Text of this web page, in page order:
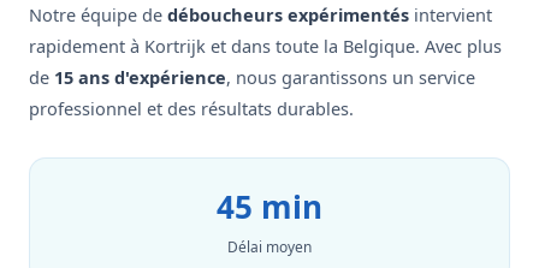
Notre équipe de déboucheurs expérimentés intervient
rapidement à Kortrijk et dans toute la Belgique. Avec plus
de 15 ans d'expérience, nous garantissons un service
professionnel et des résultats durables.
45 min
Délai moyen